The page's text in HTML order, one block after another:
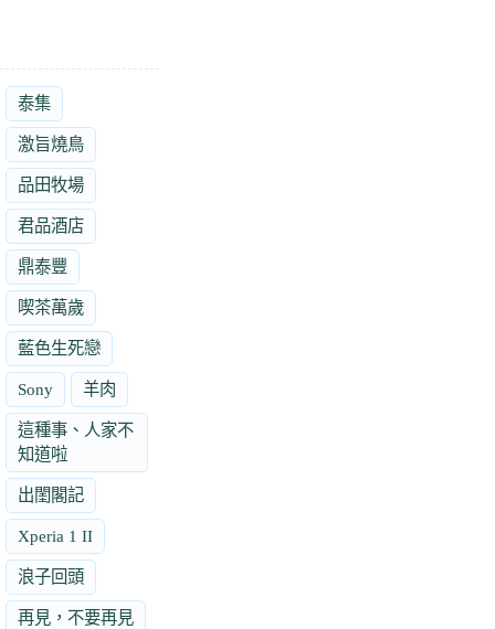
泰集
激旨燒鳥
品田牧場
君品酒店
鼎泰豐
喫茶萬歲
藍色生死戀
Sony 羊肉
這種事、人家不
知道啦
出閨閣記
Xperia 1 II
浪子回頭
再見，不要再見